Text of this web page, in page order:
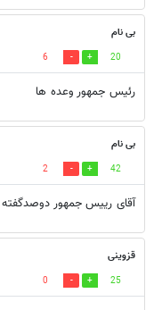
بی نام
20
6
رئیس جمهور وعده ها
بی نام
42
2
آقای رییس جمهور
قزوینی
25
0